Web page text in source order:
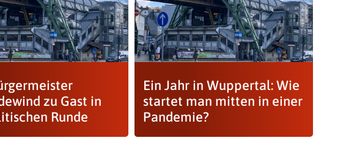
zu Gast in
Runde
Ein Jahr in Wuppertal: Wie
startet man mitten in einer
Pandemie?